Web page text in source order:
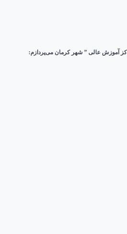
آموزش عالی ” شهر کرمان می‌پردازم: